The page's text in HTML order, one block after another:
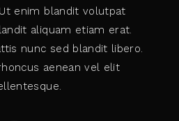
enim blandit volutpat
aliquam etiam erat.
nunc sed blandit libero.
aenean vel elit